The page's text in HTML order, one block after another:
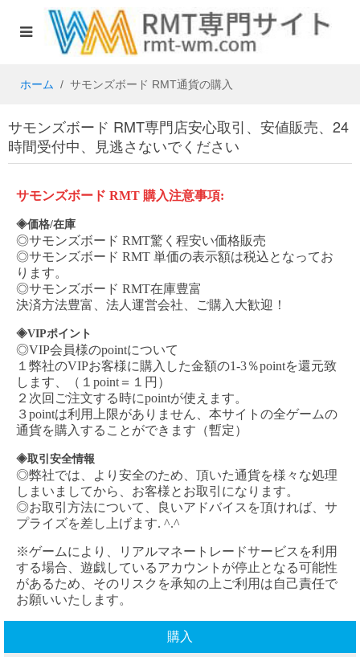
ホーム サモンズボード RMT通貨の購入
サモンズボード RMT専門店安心取引、安値販売、24
時間受付中、見逃さないでください
サモンズボード RMT 購入注意事項:
◈価格/在庫
◎サモンズボード RMT驚く程安い価格販売
◎サモンズボード RMT 単価の表示額は税込となってお
ります。
◎サモンズボード RMT在庫豊富
決済方法豊富、法人運営会社、ご購入大歓迎！
◈VIPポイント
◎VIP会員様のpointについて
１弊社のVIPお客様に購入した金額の1-3％pointを還元致
します、（１point＝１円）
２次回ご注文する時にpointが使えます。
３pointは利用上限がありません、本サイトの全ゲームの
通貨を購入することができます（暫定）
◈取引安全情報
◎弊社では、より安全のため、頂いた通貨を様々な処理
しまいましてから、お客様とお取引になります。
◎お取引方法について、良いアドバイスを頂ければ、サ
プライズを差し上げます. ^.^
※ゲームにより、リアルマネートレードサービスを利用
する場合、遊戯しているアカウントが停止となる可能性
があるため、そのリスクを承知の上ご利用は自己責任で
お願いいたします。
購入